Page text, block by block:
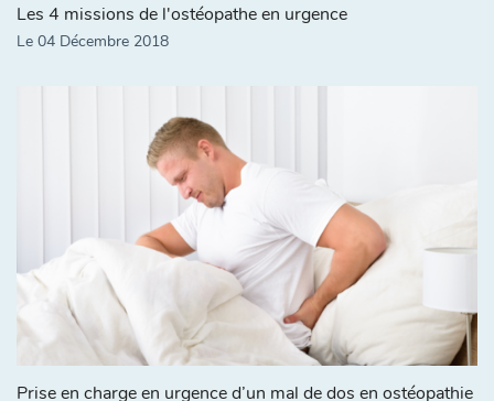
Les 4 missions de l'ostéopathe en urgence
Le 04 Décembre 2018
Prise en charge en urgence d’un mal de dos en ostéopathie